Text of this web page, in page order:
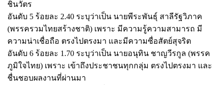
ชินวัตร
อันดับ 5 ร้อยละ 2.40 ระบุว่าเป็น นายพีระพันธุ์ สาลีรัฐวิภาค
(พรรครวมไทยสร้างชาติ) เพราะ มีความรู้ความสามารถ มี
ความน่าเชื่อถือ ตรงไปตรงมา และมีความซื่อสัตย์สุจริต
อันดับ 6 ร้อยละ 1.70 ระบุว่าเป็น นายอนุทิน ชาญวีรกูล (พรรค
ภูมิใจไทย) เพราะ เข้าถึงประชาชนทุกกลุ่ม ตรงไปตรงมา และ
ชื่นชอบผลงานที่ผ่านมา